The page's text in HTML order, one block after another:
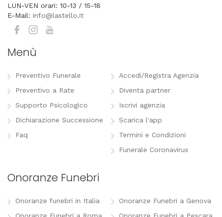
LUN-VEN orari: 10-13 / 15-18
E-Mail: info@lastello.it
Menù
Preventivo Funerale
Preventivo a Rate
Supporto Psicologico
Dichiarazione Successione
Faq
Accedi/Registra Agenzia
Diventa partner
Iscrivi agenzia
Scarica l'app
Termini e Condizioni
Funerale Coronavirus
Onoranze Funebri
Onoranze funebri in Italia
Onoranze Funebri a Genova